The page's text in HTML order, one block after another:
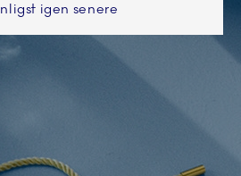
igen senere